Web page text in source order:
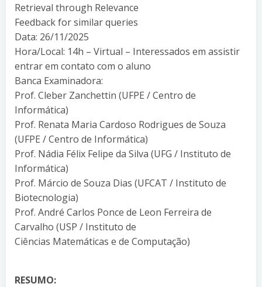
Retrieval through Relevance
Feedback for similar queries
Data: 26/11/2025
Hora/Local: 14h – Virtual – Interessados em assistir
entrar em contato com o aluno
Banca Examinadora:
Prof. Cleber Zanchettin (UFPE / Centro de
Informática)
Prof. Renata Maria Cardoso Rodrigues de Souza
(UFPE / Centro de Informática)
Prof. Nádia Félix Felipe da Silva (UFG / Instituto de
Informática)
Prof. Márcio de Souza Dias (UFCAT / Instituto de
Biotecnologia)
Prof. André Carlos Ponce de Leon Ferreira de
Carvalho (USP / Instituto de
Ciências Matemáticas e de Computação)
RESUMO: